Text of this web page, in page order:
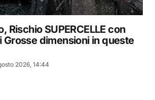
Rischio SUPERCELLE con
Grosse dimensioni in queste
2026, 14:44